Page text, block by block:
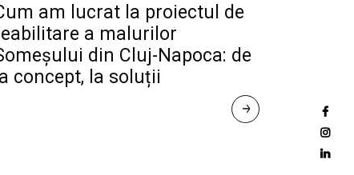
am lucrat la proiectul de
a malurilor
din Cluj-Napoca: de
la concept, la soluții
R